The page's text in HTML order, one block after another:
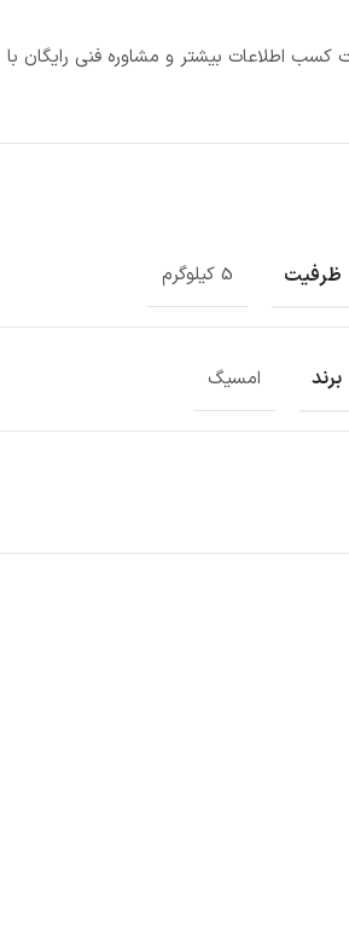
کسب اطلاعات بیشتر و مشاوره فنی رایگان با
ظرفیت 5 کیلوگرم
برند امسیگ